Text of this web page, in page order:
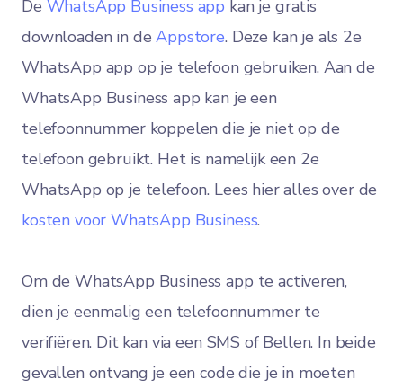
De WhatsApp Business app kan je gratis
downloaden in deAppstore. Deze kan je als 2e
WhatsApp app op je telefoon gebruiken. Aan de
WhatsApp Business app kan je een
telefoonnummer koppelen die je niet op de
telefoon gebruikt. Het is namelijk een 2e
WhatsApp op je telefoon. Lees hier alles over de
kosten voor WhatsApp Business.
Om de WhatsApp Business app te activeren,
dien je eenmalig een telefoonnummer te
verifiëren. Dit kan via een SMS of Bellen. In beide
gevallen ontvang je een code die je in moeten